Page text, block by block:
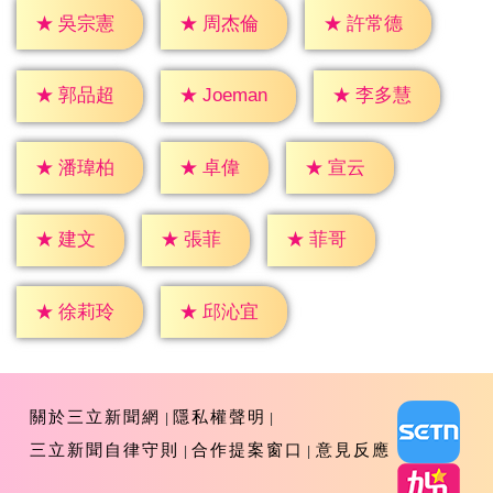
★ 吳宗憲 ★ 周杰倫 ★ 許常德
★ 郭品超 ★ Joeman ★ 李多慧
★ 潘瑋柏 ★ 卓偉 ★ 宣云
★ 建文 ★ 張菲 ★ 菲哥
★ 徐莉玲 ★ 邱沁宜
關於三立新聞網
隱私權聲明
三立新聞自律守則
合作提案窗口 意見反應